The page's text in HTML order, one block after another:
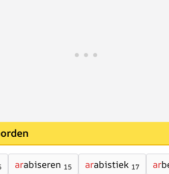
arabiseren 15 arabistiek 17 ar